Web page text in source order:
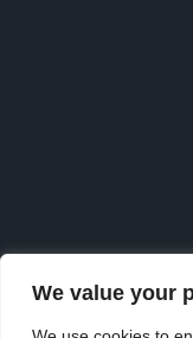
We value your